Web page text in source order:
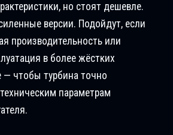
но стоят дешевле.
версии. Подойдут, если
производительность или
в более жёстких
— чтобы турбина точно
параметрам